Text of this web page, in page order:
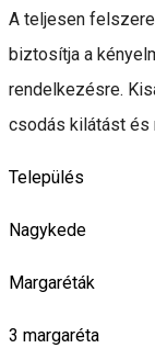
A teljesen
biztosítja a
rendelkezésre.
csodás kilátást és
Település
Nagykede
Margaréták
3 margaréta